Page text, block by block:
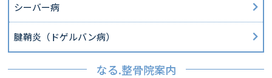
シーバー病
腱鞘炎（ドゲルバン病）
なる.整骨院案内